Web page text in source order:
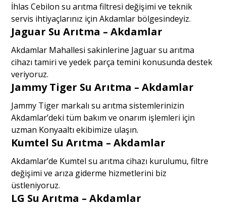
İhlas Cebilon su arıtma filtresi değişimi ve teknik
servis ihtiyaçlarınız için Akdamlar bölgesindeyiz.
Jaguar Su Arıtma – Akdamlar
Akdamlar Mahallesi sakinlerine Jaguar su arıtma
cihazı tamiri ve yedek parça temini konusunda destek
veriyoruz.
Jammy Tiger Su Arıtma – Akdamlar
Jammy Tiger markalı su arıtma sistemlerinizin
Akdamlar’deki tüm bakım ve onarım işlemleri için
uzman Konyaaltı ekibimize ulaşın.
Kumtel Su Arıtma – Akdamlar
Akdamlar’de Kumtel su arıtma cihazı kurulumu, filtre
değişimi ve arıza giderme hizmetlerini biz
üstleniyoruz.
LG Su Arıtma – Akdamlar